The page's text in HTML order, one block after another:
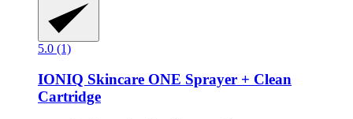
5.0 (1)
IONIQ Skincare ONE Sprayer + Clean
Cartridge